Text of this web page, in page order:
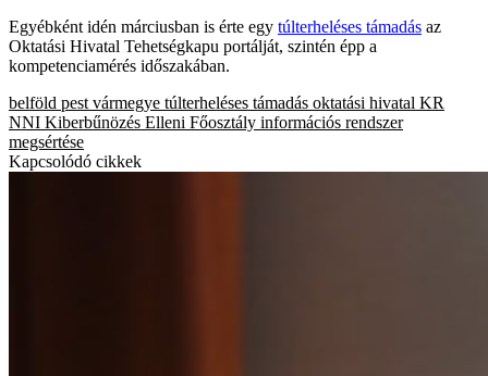
Egyébként idén márciusban is érte egy túlterheléses támadás az
Oktatási Hivatal Tehetségkapu portálját, szintén épp a
kompetenciamérés időszakában.
belföld pest vármegye túlterheléses támadás oktatási hivatal KR
NNI Kiberbűnözés Elleni Főosztály információs rendszer
megsértése
Kapcsolódó cikkek